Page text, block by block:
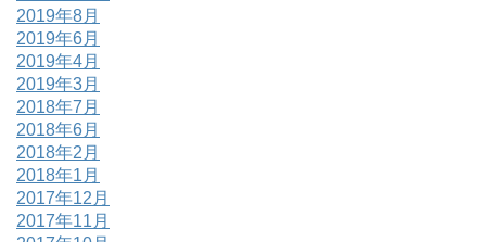
2019年8月
2019年6月
2019年4月
2019年3月
2018年7月
2018年6月
2018年2月
2018年1月
2017年12月
2017年11月